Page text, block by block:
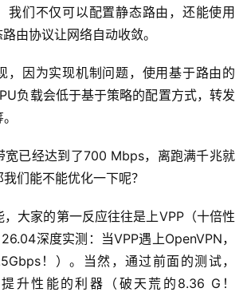
我们不仅可以配置静态路由，还能使用
由协议让网络自动收敛。
，因为实现机制问题，使用基于路由的
负载会低于基于策略的配置方式，转发
宽已经达到了700 Mbps，离跑满千兆就
们能不能优化一下呢？
大家的第一反应往往是上VPP（十倍性
深度实测：当VPP遇上OpenVPN，
！）。当然，通过前面的测试，
升性能的利器（破天荒的8.36 G！